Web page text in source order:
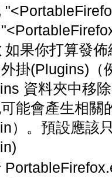
如果你打算發
掛(Plugins)（
資料夾中移
能會產生相關
）。預設應該